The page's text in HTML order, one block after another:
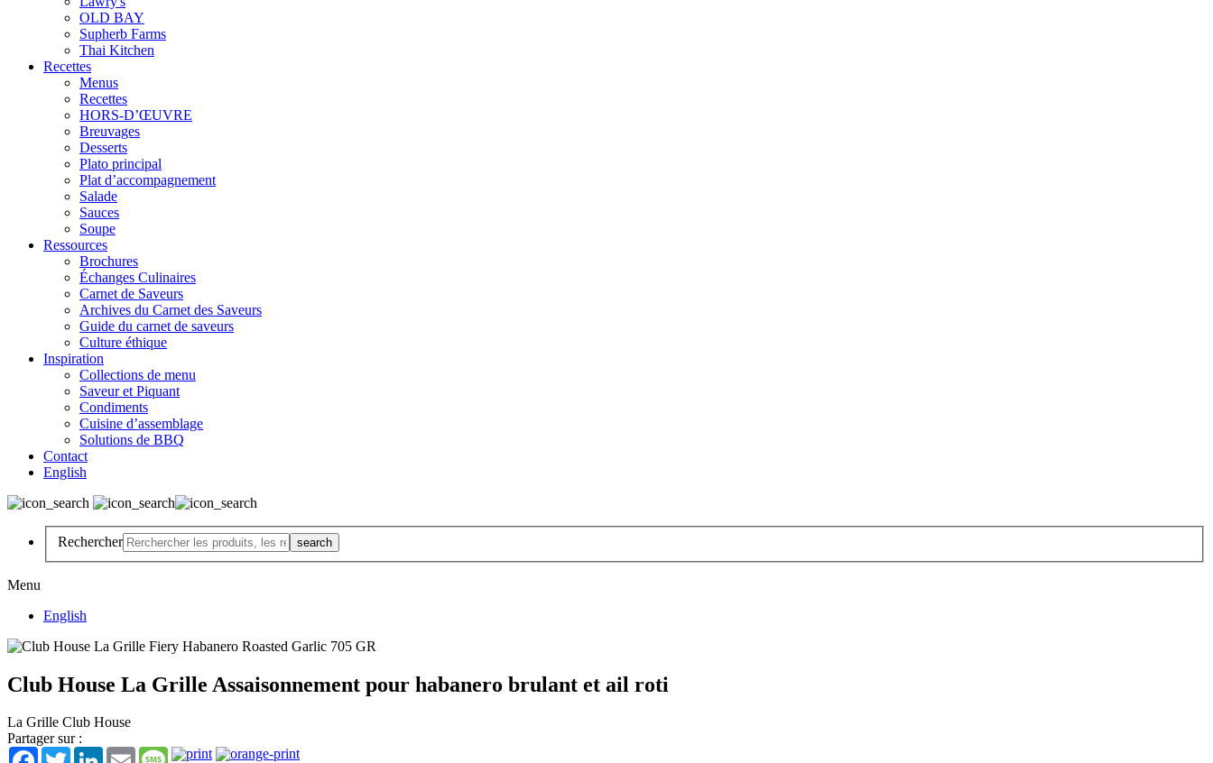
OLD BAY
Supherb Farms
Thai Kitchen
Recettes
Menus
Recettes
HORS-D’ŒUVRE
Breuvages
Desserts
Plato principal
Plat d’accompagnement
Salade
Sauces
Soupe
Ressources
Brochures
Échanges Culinaires
Carnet de Saveurs
Archives du Carnet des Saveurs
Guide du carnet de saveurs
Culture éthique
Inspiration
Collections de menu
Saveur et Piquant
Condiments
Cuisine d’assemblage
Solutions de BBQ
Contact
English
Rechercher
Menu
English
Club House La Grille Assaisonnement pour habanero brulant et ail roti
La Grille Club House
Partager sur :
Facebook
TwitterLinkedInEmail Message